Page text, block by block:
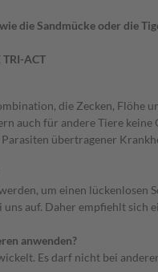
die Sandmücke oder die
TRI-ACT
die Zecken, Flöhe
auch für andere Tiere
übertragener
um einen
auf. Daher empfiehlt sich
anwenden?
Es darf nicht bei